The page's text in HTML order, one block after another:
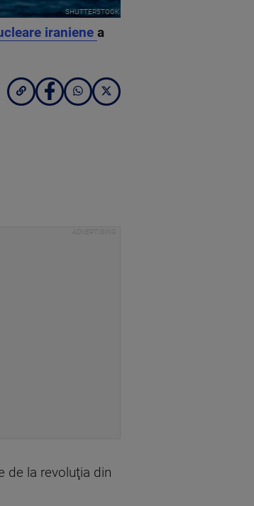
SHUTTERSTOCK
iraniene a
de la revoluţia din